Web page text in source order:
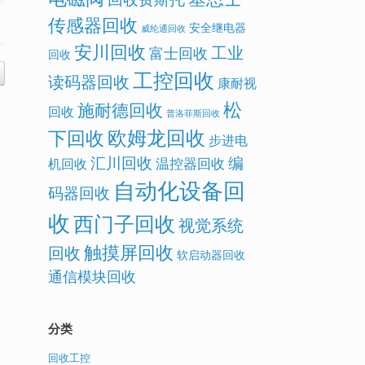
传感器回收 威纶通回收 安全继电器
回收 安川回收 富士回收 工业
读码器回收工控回收 康耐视
回收 施耐德回收 普洛菲斯回收 松
下回收欧姆龙回收 步进电
机回收 汇川回收 温控器回收 编
码器回收 自动化设备回
收西门子回收视觉系统
回收触摸屏回收 软启动器回收
通信模块回收
分类
回收工控